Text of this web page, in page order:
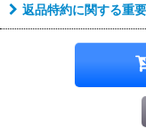
返品特約に関する重